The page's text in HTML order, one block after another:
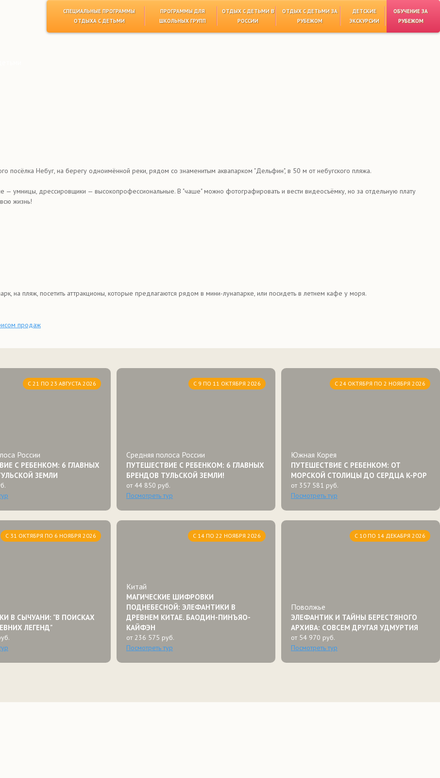
СПЕЦИАЛЬНЫЕ ПРОГРАММЫ
ОТДЫХА С ДЕТЬМИ
ПРОГРАММЫ ДЛЯ
ШКОЛЬНЫХ ГРУПП
ОТДЫХ С ДЕТЬМИ В
РОССИИ
ОТДЫХ С ДЕТЬМИ ЗА
РУБЕЖОМ
ДЕТСКИЕ
ЭКСКУРСИИ
ОБУЧЕНИЕ ЗА
РУБЕЖОМ
посёлка Небуг, на берегу одноимённой реки, рядом со знаменитым аквапарком "Дельфин", в 50 м от небугского пляжа.
умницы, дрессировщики — высокопрофессиональные. В "чаше" можно фотографировать и вести видеосъёмку, но за отдельную плату
жизнь!
на пляж, посетить аттракционы, которые предлагаются рядом в мини-лунапарке, или посидеть в летнем кафе у моря.
продаж
С 21 ПО 23 АВГУСТА 2026
России
С РЕБЕНКОМ: 6 ГЛАВНЫХ
ЗЕМЛИ
С 9 ПО 11 ОКТЯБРЯ 2026
Средняя полоса России
ПУТЕШЕСТВИЕ С РЕБЕНКОМ: 6 ГЛАВНЫХ
БРЕНДОВ ТУЛЬСКОЙ ЗЕМЛИ!
от 44 850 руб.
Посмотреть тур
С 24 ОКТЯБРЯ ПО 2 НОЯБРЯ 2026
Южная Корея
ПУТЕШЕСТВИЕ С РЕБЕНКОМ: ОТ
МОРСКОЙ СТОЛИЦЫ ДО СЕРДЦА K-POP
от 357 581 руб.
Посмотреть тур
С 31 ОКТЯБРЯ ПО 6 НОЯБРЯ 2026
В СЫЧУАНИ: "В ПОИСКАХ
ЛЕГЕНД"
С 14 ПО 22 НОЯБРЯ 2026
Китай
МАГИЧЕСКИЕ ШИФРОВКИ
ПОДНЕБЕСНОЙ: ЭЛЕФАНТИКИ В
ДРЕВНЕМ КИТАЕ. БАОДИН-ПИНЪЯО-
КАЙФЭН
от 236 575 руб.
Посмотреть тур
С 10 ПО 14 ДЕКАБРЯ 2026
Поволжье
ЭЛЕФАНТИК И ТАЙНЫ БЕРЕСТЯНОГО
АРХИВА: СОВСЕМ ДРУГАЯ УДМУРТИЯ
от 54 970 руб.
Посмотреть тур